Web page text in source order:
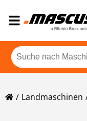
Landmaschinen